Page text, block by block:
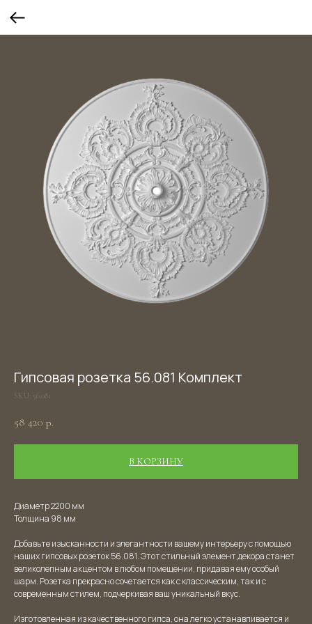
Гипсовая розетка 56.081 Комплект
SKU: 56.081
58 420 р.
В КОРЗИНУ
Диаметр 2200 мм
Толщина 98 мм
Добавьте изысканности и элегантности вашему интерьеру с помощью
наших гипсовых розеток 56.081. Этот стильный элемент декора станет
великолепным акцентом в любом помещении, придавая ему особый
шарм. Розетка прекрасно сочетается как с классическим, так и с
современным стилем, подчеркивая ваш уникальный вкус.
Изготовленная из качественного гипса, она легко устанавливается и